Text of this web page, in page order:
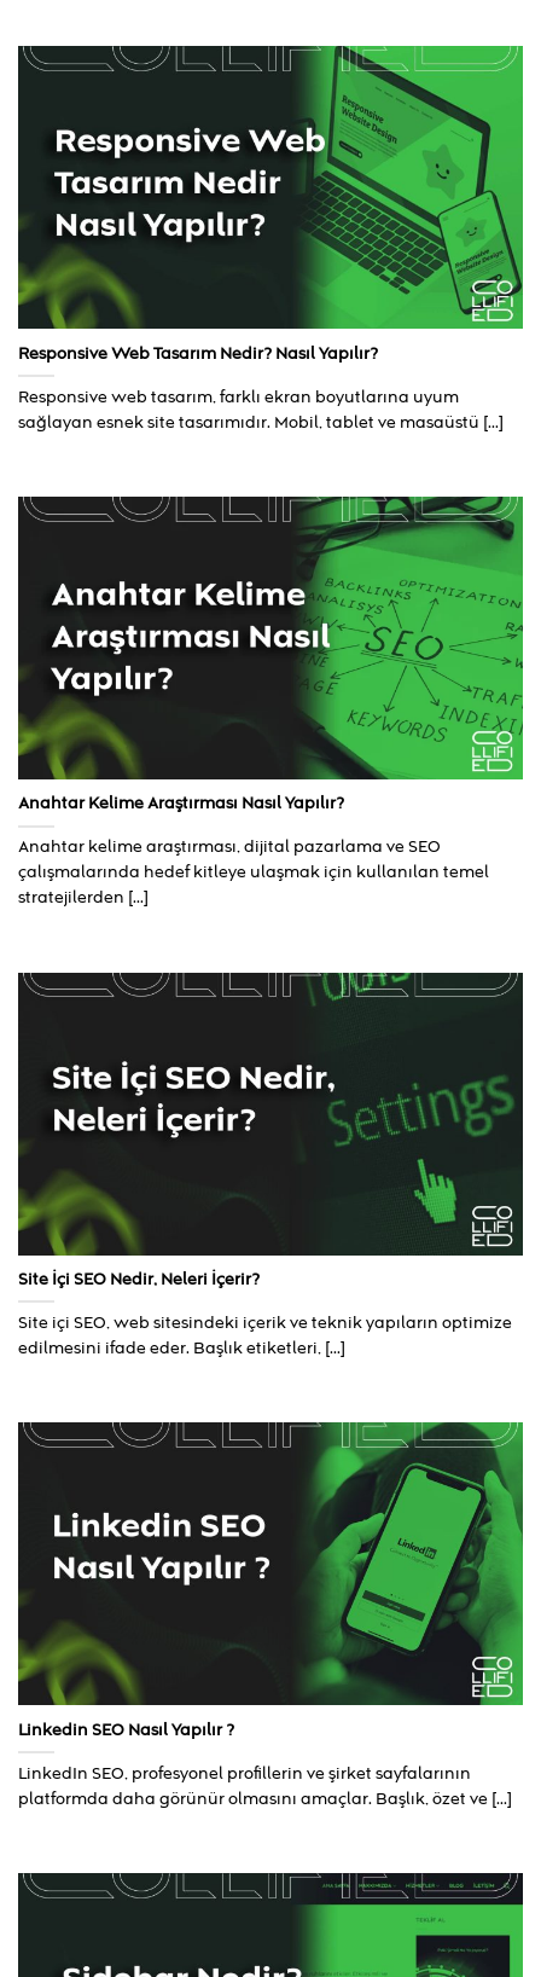
Responsive Web Tasarım Nedir? Nasıl Yapılır?
Responsive web tasarım, farklı ekran boyutlarına uyum
sağlayan esnek site tasarımıdır. Mobil, tablet ve masaüstü [...]
Anahtar Kelime Araştırması Nasıl Yapılır?
Anahtar kelime araştırması, dijital pazarlama ve SEO
çalışmalarında hedef kitleye ulaşmak için kullanılan temel
stratejilerden [...]
Site İçi SEO Nedir, Neleri İçerir?
Site içi SEO, web sitesindeki içerik ve teknik yapıların optimize
edilmesini ifade eder. Başlık etiketleri, [...]
Linkedin SEO Nasıl Yapılır ?
LinkedIn SEO, profesyonel profillerin ve şirket sayfalarının
platformda daha görünür olmasını amaçlar. Başlık, özet ve [...]